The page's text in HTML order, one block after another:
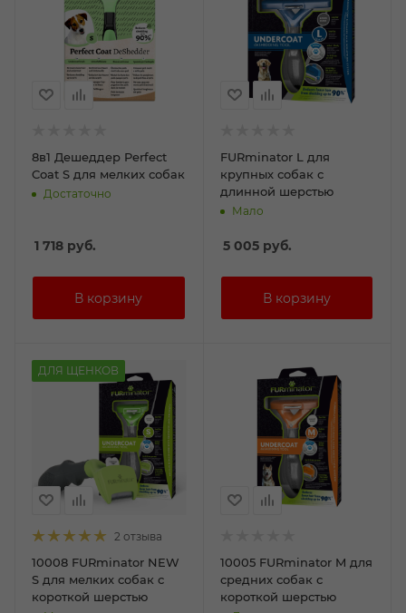
8в1 Дешеддер Perfect
Coat S для мелких собак
Достаточно
1 718 руб.
FURminator L для
крупных собак с
длинной шерстью
Мало
5 005руб.
ДЛЯ ЩЕНКОВ
2 отзыва
10008 FURminator NEW
S для мелких собак с
короткой шерстью
10005 FURminator M для
средних собак с
короткой шерстью